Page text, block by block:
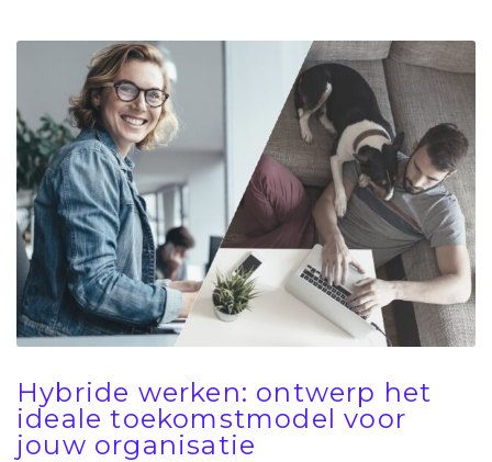
Hybride werken: ontwerp het
ideale toekomstmodel voor
jouw organisatie